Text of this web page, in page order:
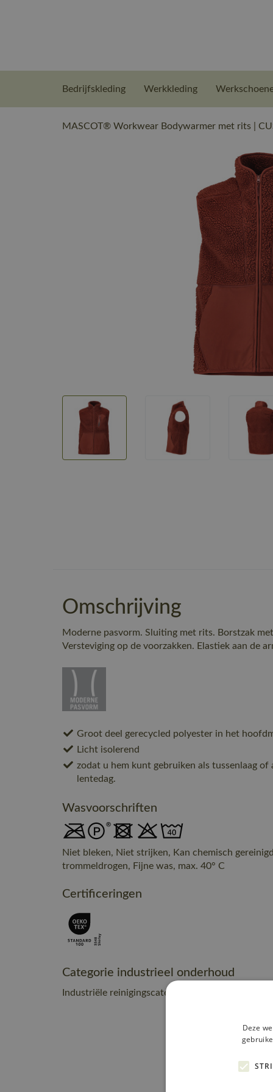
Bedrijfskleding Werkkleding
MASCOT® Workwear Bodywarmer met rits |
Omschrijving
Moderne pasvorm. Sluiting met rits. Borstzak
Versteviging op de voorzakken. Elastiek aan de
Groot deel gerecycled polyester in het
Licht isolerend
zodat u hem kunt gebruiken als tussenlaag of
lentedag.
Wasvoorschriften
Niet bleken, Niet strijken, Kan chemisch
trommeldrogen, Fijne was, max. 40° C
Certificeringen
Categorie industrieel onderhoud
Industriële reinigingscategorie C2
Deze